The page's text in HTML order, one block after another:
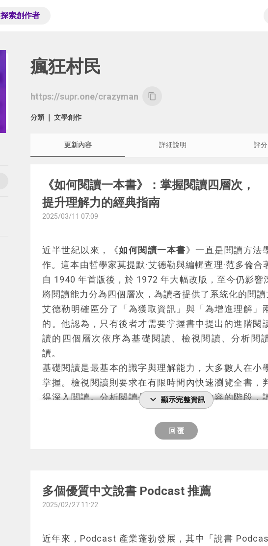
探索創作者
瘋狂村民
https://supr.one/crazyman content_copy
分類 ｜ 文學創作
更新內容 詳細說明 評
《如何閱讀一本書》：掌握閱讀四層次，
提升理解力的經典指南
2025/03/11 07:09
近半世紀以來，《如何閱讀一本書》一直是閱讀方法
作。這本由哲學家莫提默·艾德勒與編輯查理·范多倫合
自 1940 年首版後，於 1972 年大幅改版，至今仍影響
將閱讀能力分為四個層次，為讀者提供了系統化的閱讀
艾德勒明確區分了「為獲取資訊」與「為增進理解」
的。他認為，只有後者才需要掌握書中提出的進階閱
讀的四個層次依序為基礎閱讀、檢視閱讀、分析閱
讀。
基礎閱讀是最基本的識字與理解能力，大多數人在小
掌握。檢視閱讀則要求在有限時間內快速瀏覽全書，
得深入閱讀。分析閱讀是深入咀嚼書籍內容的階段，
辨識書籍類型、簡述主旨、列舉大綱等技巧。主題閱
讀多本主題相關的書籍，比較不同作者的觀點，最終
本書說的有道理嗎」、「這與你有什麼關係」。他也
閱讀的概念，即借助相關經驗、其他書籍、導論與摘
expand_more 顯示完整資訊
回 覆
多個優質中文說書 Podcast 推薦
2025/02/27 11:22
近年來，Podcast 產業蓬勃發展，其中「說書